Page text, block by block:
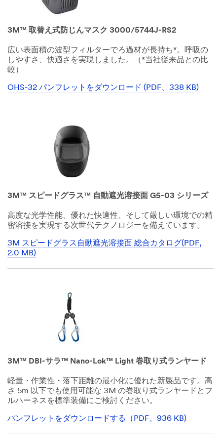
3M™ 取替え式防じんマスク 3000/5744J-RS2
広い表面積の波型フィルターでろ過材が長持ち*。呼吸の
しやすさ、快適さを実現しました。（*当社従来品との比
較）
OHS-32 パンフレットをダウンロード (PDF、338 KB)
1,
3M™ スピードグラス™ 自動遮光溶接面 G5-03 シリーズ
高度な光学性能、優れた快適性、そして厳しい環境での精
密溶接を実現する次世代テクノロジーを備えています。
3M スピードグラス自動遮光溶接面 総合カタログ(PDF,
2.0 MB)
1,
3M™ DBI-サラ™ Nano-Lok™ Light 巻取り式ランヤード
軽量・作業性・落下距離の最小化に優れた新製品です。高
さ 5m 以下でも使用可能な 3M の巻取り式ランヤードとフ
ルハーネスを標準装備にご検討ください。
パンフレットをダウンロードする（PDF、936 KB)
1,